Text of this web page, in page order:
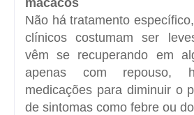
Não há tratamento
clínicos costumam ser
vêm se recuperando em
apenas com repouso,
medicações para diminuir o
de sintomas como febre ou